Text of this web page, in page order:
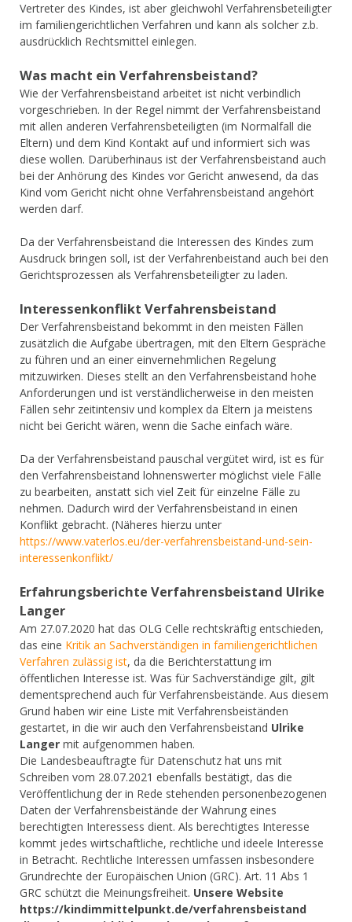
Vertreter des Kindes, ist aber gleichwohl Verfahrensbeteiligter
im familiengerichtlichen Verfahren und kann als solcher z.b.
ausdrücklich Rechtsmittel einlegen.
Was macht ein Verfahrensbeistand?
Wie der Verfahrensbeistand arbeitet ist nicht verbindlich
vorgeschrieben. In der Regel nimmt der Verfahrensbeistand
mit allen anderen Verfahrensbeteiligten (im Normalfall die
Eltern) und dem Kind Kontakt auf und informiert sich was
diese wollen. Darüberhinaus ist der Verfahrensbeistand auch
bei der Anhörung des Kindes vor Gericht anwesend, da das
Kind vom Gericht nicht ohne Verfahrensbeistand angehört
werden darf.
Da der Verfahrensbeistand die Interessen des Kindes zum
Ausdruck bringen soll, ist der Verfahrenbeistand auch bei den
Gerichtsprozessen als Verfahrensbeteiligter zu laden.
Interessenkonflikt Verfahrensbeistand
Der Verfahrensbeistand bekommt in den meisten Fällen
zusätzlich die Aufgabe übertragen, mit den Eltern Gespräche
zu führen und an einer einvernehmlichen Regelung
mitzuwirken. Dieses stellt an den Verfahrensbeistand hohe
Anforderungen und ist verständlicherweise in den meisten
Fällen sehr zeitintensiv und komplex da Eltern ja meistens
nicht bei Gericht wären, wenn die Sache einfach wäre.
Da der Verfahrensbeistand pauschal vergütet wird, ist es für
den Verfahrensbeistand lohnenswerter möglichst viele Fälle
zu bearbeiten, anstatt sich viel Zeit für einzelne Fälle zu
nehmen. Dadurch wird der Verfahrensbeistand in einen
Konflikt gebracht. (Näheres hierzu unter
https://www.vaterlos.eu/der-verfahrensbeistand-und-sein-
interessenkonflikt/
Erfahrungsberichte Verfahrensbeistand Ulrike
Langer
Am 27.07.2020 hat das OLG Celle rechtskräftig entschieden,
das eine Kritik an Sachverständigen in familiengerichtlichen
Verfahren zulässig ist, da die Berichterstattung im
öffentlichen Interesse ist. Was für Sachverständige gilt, gilt
dementsprechend auch für Verfahrensbeistände. Aus diesem
Grund haben wir eine Liste mit Verfahrensbeiständen
gestartet, in die wir auch den Verfahrensbeistand Ulrike
Langer mit aufgenommen haben.
Die Landesbeauftragte für Datenschutz hat uns mit
Schreiben vom 28.07.2021 ebenfalls bestätigt, das die
Veröffentlichung der in Rede stehenden personenbezogenen
Daten der Verfahrensbeistände der Wahrung eines
berechtigten Interessess dient. Als berechtigtes Interesse
kommt jedes wirtschaftliche, rechtliche und ideele Interesse
in Betracht. Rechtliche Interessen umfassen insbesondere
Grundrechte der Europäischen Union (GRC). Art. 11 Abs 1
GRC schützt die Meinungsfreiheit. Unsere Website
https://kindimmittelpunkt.de/verfahrensbeistand